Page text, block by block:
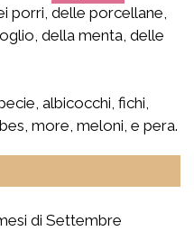
porri, delle porcellane,
della menta, delle
albicocchi, fichi,
more, meloni, e pera.
di Settembre